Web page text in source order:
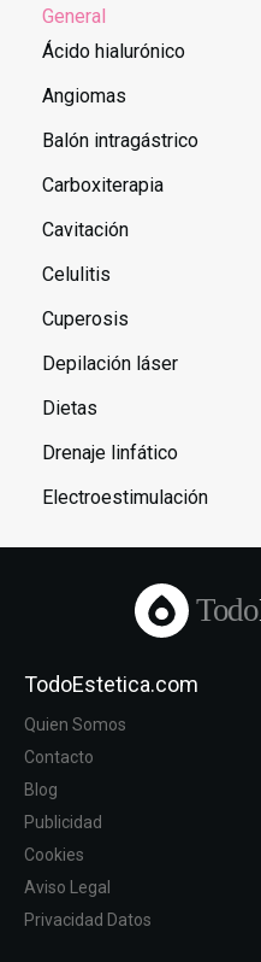
General
Ácido hialurónico
Angiomas
Balón intragástrico
Carboxiterapia
Cavitación
Celulitis
Cuperosis
Depilación láser
Dietas
Drenaje linfático
Electroestimulación
Todo
TodoEstetica.com
Quien Somos
Contacto
Blog
Publicidad
Cookies
Aviso Legal
Privacidad Datos